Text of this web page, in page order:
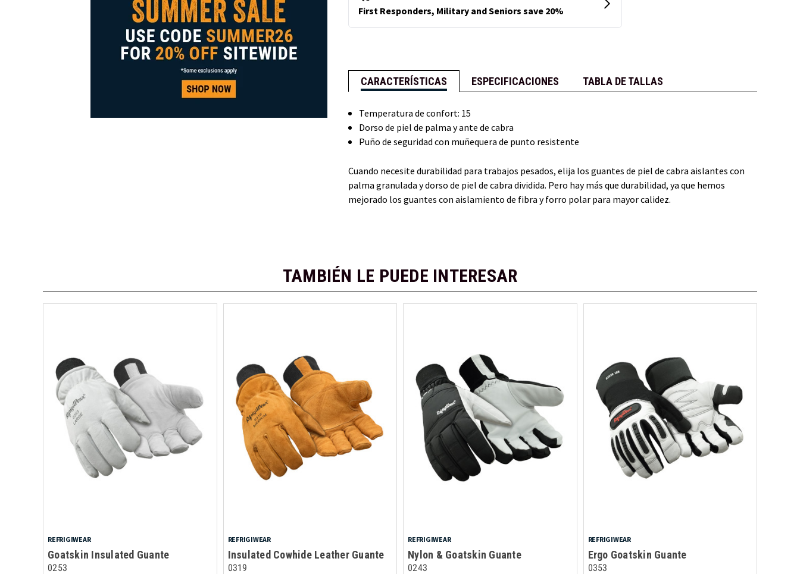
CARACTERÍSTICAS ESPECIFICACIONES TABLA DE TALLAS
Temperatura de confort: 15
Dorso de piel de palma y ante de cabra
Puño de seguridad con muñequera de punto resistente
Cuando necesite durabilidad para trabajos pesados, elija los guantes de piel de cabra aislantes con
palma granulada y dorso de piel de cabra dividida. Pero hay más que durabilidad, ya que hemos
mejorado los guantes con aislamiento de fibra y forro polar para mayor calidez.
TAMBIÉN LE PUEDE INTERESAR
REFRIGIWEAR
Goatskin Insulated Guante
0253
REFRIGIWEAR
Insulated Cowhide Leather Guante
0319
REFRIGIWEAR
Nylon & Goatskin Guante
0243
REFRIGIWEAR
Ergo Goatskin Guante
0353